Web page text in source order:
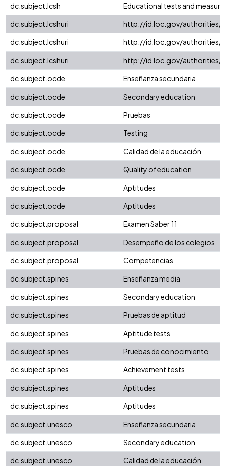
dc.subject.lcsh
Educational tests and
dc.subject.lcshuri
http://id.loc.gov/authorities/
dc.subject.lcshuri
http://id.loc.gov/authorities/
dc.subject.lcshuri
http://id.loc.gov/authorities/
dc.subject.ocde
Enseñanza secundaria
dc.subject.ocde
Secondary education
dc.subject.ocde
Pruebas
dc.subject.ocde
Testing
dc.subject.ocde
Calidad de la educación
dc.subject.ocde
Quality of education
dc.subject.ocde
Aptitudes
dc.subject.ocde
Aptitudes
dc.subject.proposal
Examen Saber 11
dc.subject.proposal
Desempeño de los colegios
dc.subject.proposal
Competencias
dc.subject.spines
Enseñanza media
dc.subject.spines
Secondary education
dc.subject.spines
Pruebas de aptitud
dc.subject.spines
Aptitude tests
dc.subject.spines
Pruebas de conocimiento
dc.subject.spines
Achievement tests
dc.subject.spines
Aptitudes
dc.subject.spines
Aptitudes
dc.subject.unesco
Enseñanza secundaria
dc.subject.unesco
Secondary education
dc.subject.unesco
Calidad de la educación